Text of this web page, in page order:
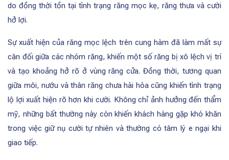
do đồng thời tồn tại tình trạng răng mọc kẹ, răng thưa và cười
hở lợi.
Sự xuất hiện của răng mọc lệch trên cung hàm đã làm mất sự
cân đối giữa các nhóm răng, khiến một số răng bị xô lệch vị trí
và tạo khoảng hở rõ ở vùng răng cửa. Đồng thời, tương quan
giữa môi, nướu và thân răng chưa hài hòa cũng khiến tình trạng
lộ lợi xuất hiện rõ hơn khi cười. Không chỉ ảnh hưởng đến thẩm
mỹ, những bất thường này còn khiến khách hàng gặp khó khăn
trong việc giữ nụ cười tự nhiên và thường có tâm lý e ngại khi
giao tiếp.